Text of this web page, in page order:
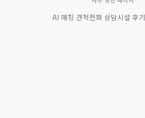
AI 매칭 견적전화 상담시설 후기